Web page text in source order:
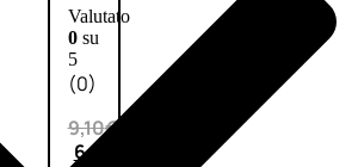
Valutato
0su
5
(0)
9,10€
6,83